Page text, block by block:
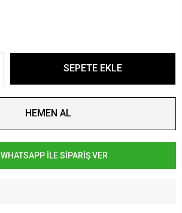
SEPETE EKLE
HEMEN AL
WHATSAPP İLE SİPARİŞ VER